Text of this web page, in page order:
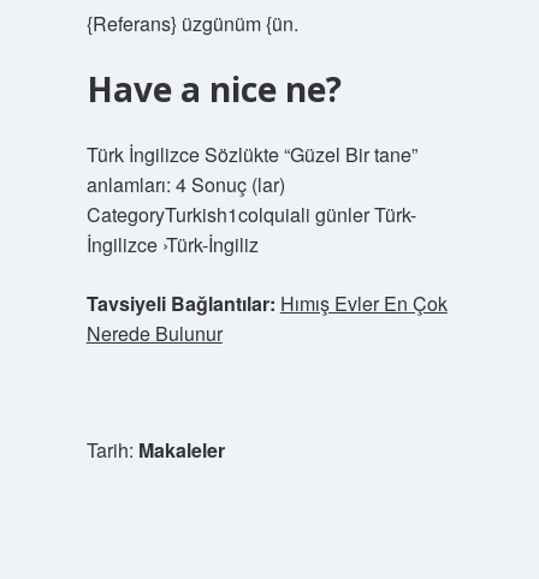
{Referans} üzgünüm {ün.
Have a nice ne?
Türk İngilizce Sözlükte “Güzel Bir tane”
anlamları: 4 Sonuç (lar)
CategoryTurkish1colquiali günler Türk-
İngilizce ›Türk-İngiliz
Tavsiyeli Bağlantılar: Hımış Evler En Çok
Nerede Bulunur
Tarih: Makaleler